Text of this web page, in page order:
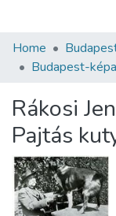
Communities &
Statistics
About us
Home
Budapest-
Rákosi
Pajtás